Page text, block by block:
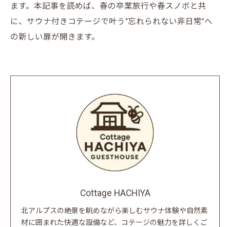
ます。本記事を読めば、春の卒業旅行や春スノボと共
に、サウナ付きコテージで叶う“忘れられない非日常”へ
の新しい扉が開きます。
Cottage HACHIYA
北アルプスの絶景を眺めながら楽しむサウナ体験や自然素
材に囲まれた快適な設備など、コテージの魅力を詳しくご